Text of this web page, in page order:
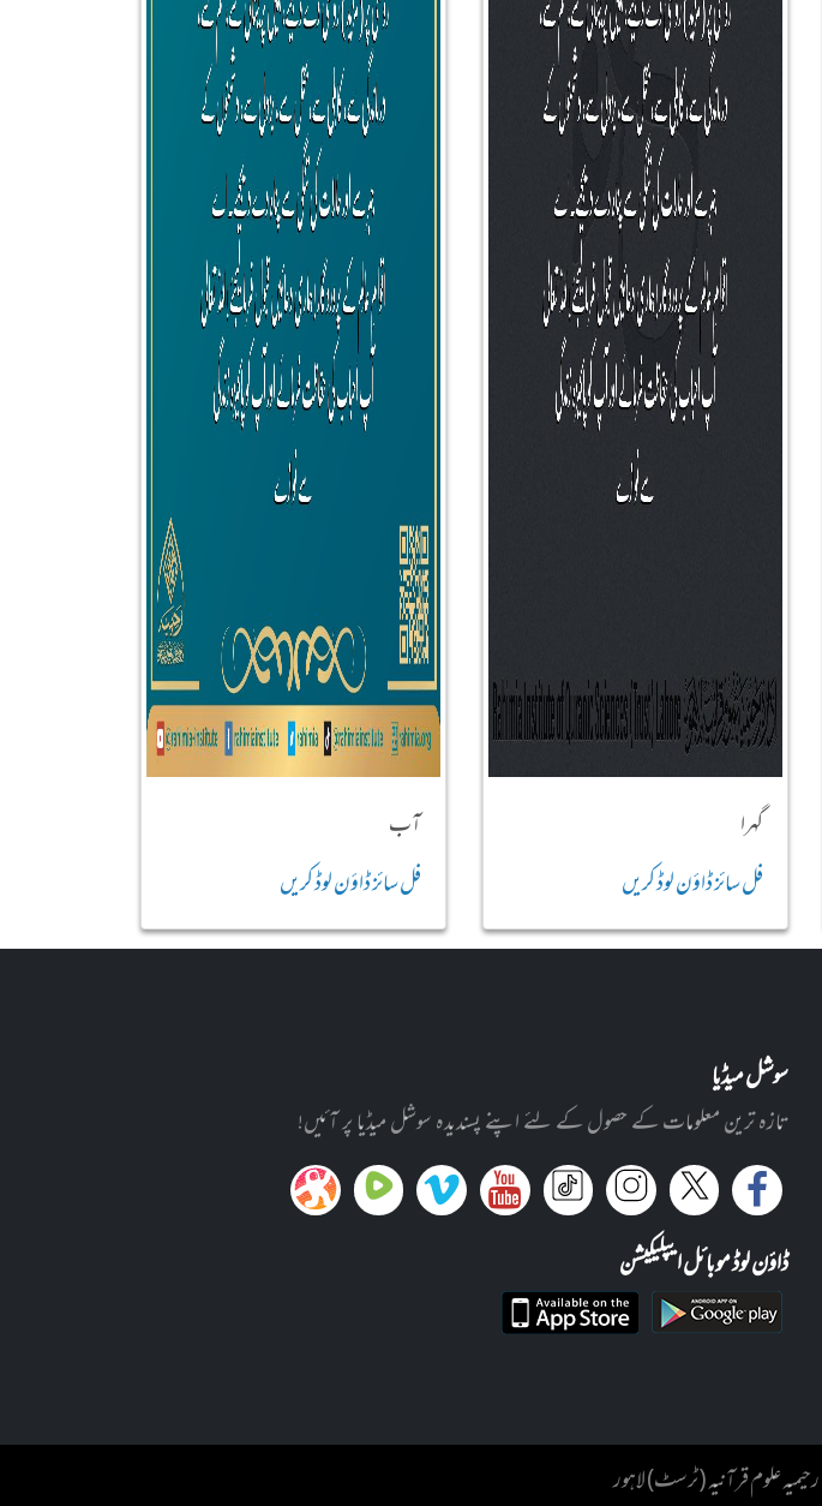
گہرا
فل سائز ڈاؤن لوڈ کریں
آب
فل سائز ڈاؤن لوڈ کریں
سوشل میڈیا
تازہ ترین معلومات کے حصول کے لئے اپنے پسندیدہ سوشل میڈیا پر آئیں!
ڈاؤن لوڈ موبائل ایپلیکیشن